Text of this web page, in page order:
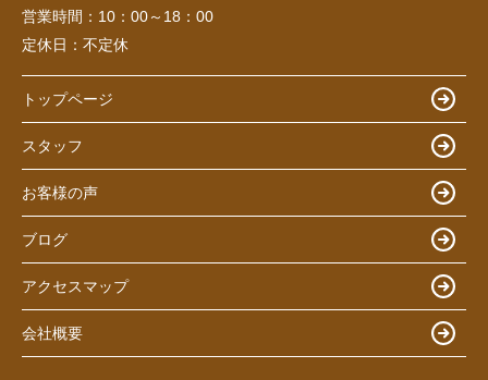
営業時間： 10：00～18：00
定休日： 不定休
トップページ
スタッフ
お客様の声
ブログ
アクセスマップ
会社概要